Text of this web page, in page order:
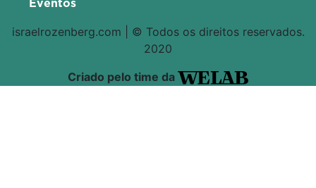
Eventos
israelrozenberg.com | © Todos os direitos reservados.
2020
Criado pelo time da